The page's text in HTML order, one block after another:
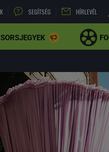
SEGÍTSÉG HÍRLEVÉL
SORSJEGYEK